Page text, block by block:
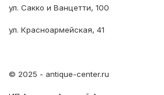
ул. Сакко и Ванцетти, 100
ул. Красноармейская, 41
© 2025 - antique-center.ru